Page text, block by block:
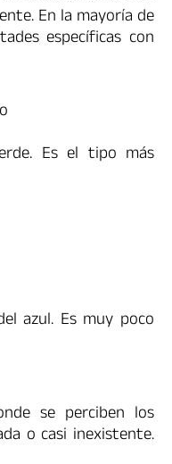
En la mayoría de
específicas con
Es el tipo más
azul. Es muy poco
se perciben los
o casi inexistente.